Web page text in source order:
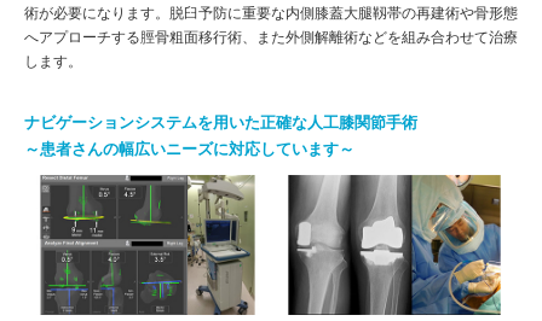
術が必要になります。脱臼予防に重要な内側膝蓋大腿靱帯の再建術や骨形態
へアプローチする脛骨粗面移行術、また外側解離術などを組み合わせて治療
します。
ナビゲーションシステムを用いた正確な人工膝関節手術
～患者さんの幅広いニーズに対応しています～